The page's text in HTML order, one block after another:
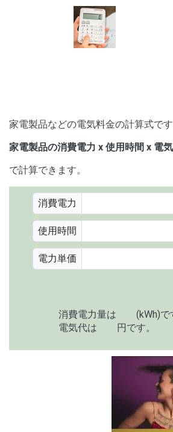
家電製品などの電気料金の計算式です
家電製品の消費電力 x 使用時間 x 電
で計算できます。
消費電力
使用時間
電力単価
消費電力量は
(kWh)で
電気代は
円です。